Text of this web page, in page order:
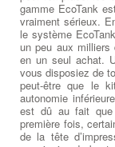
gamme EcoTank
vraiment sérieux.
le système
un peu aux milliers
en un seul achat.
vous disposiez de
peut-être que le
autonomie
est dû au fait que
première fois,
de la tête